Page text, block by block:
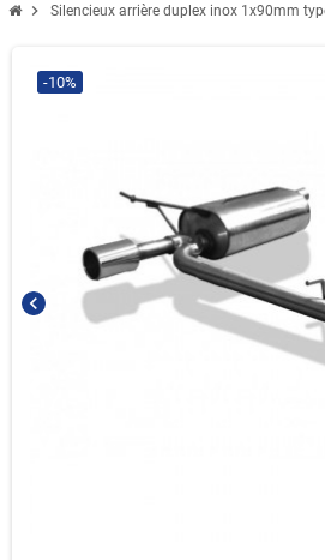
chevron_right Silencieux arrière duplex inox 1x90mm
chevron_left
-10%